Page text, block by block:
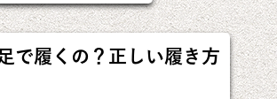
で履くの？正しい履き方